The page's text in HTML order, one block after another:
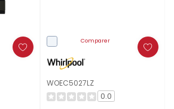
Comparer
WOEC5027LZ
0.0